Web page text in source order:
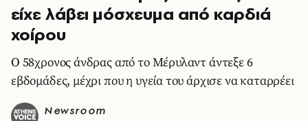
είχε λάβει μόσχευμα από καρδιά
χοίρου
Ο 58χρονος άνδρας από το Μέρυλαντ άντεξε 6
εβδομάδες, μέχρι που η υγεία του άρχισε να καταρρέει
Newsroom